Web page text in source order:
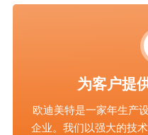
为客户提
欧迪美特是一家年生产
企业。我们以强大的技